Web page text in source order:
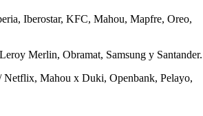
Iberostar, KFC, Mahou, Mapfre, Oreo,
Merlin, Obramat, Samsung y Santander.
Netflix, Mahou x Duki, Openbank, Pelayo,